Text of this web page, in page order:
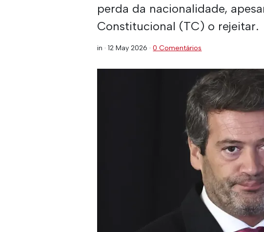
perda da nacionalidade,
Constitucional (TC) o rejeitar.
in ·12 May 2026 ·0 Comentários